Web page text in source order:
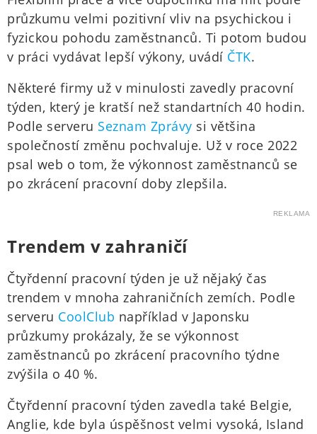
průzkumu velmi pozitivní vliv na psychickou i
fyzickou pohodu zaměstnanců. Ti potom budou
v práci vydávat lepší výkony, uvádí ČTK.
Některé firmy už v minulosti zavedly pracovní
týden, který je kratší než standartních 40 hodin.
Podle serveru Seznam Zprávy si většina
společností změnu pochvaluje. Už v roce 2022
psal web o tom, že výkonnost zaměstnanců se
po zkrácení pracovní doby zlepšila.
REKLAMA
Trendem v zahraničí
Čtyřdenní pracovní týden je už nějaký čas
trendem v mnoha zahraničních zemích. Podle
serveru CoolClub například v Japonsku
průzkumy prokázaly, že se výkonnost
zaměstnanců po zkrácení pracovního týdne
zvýšila o 40 %.
Čtyřdenní pracovní týden zavedla také Belgie,
Anglie, kde byla úspěšnost velmi vysoká, Island